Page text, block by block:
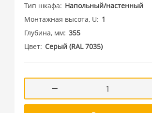
Тип шкафа
Напольный/настенный
Монтажная высота, U
1
Глубина, мм 355
Цвет Cерый (RAL 7035)